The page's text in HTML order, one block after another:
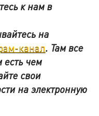
к нам в
на
канал. Там все
есть чем
свои
на электронную